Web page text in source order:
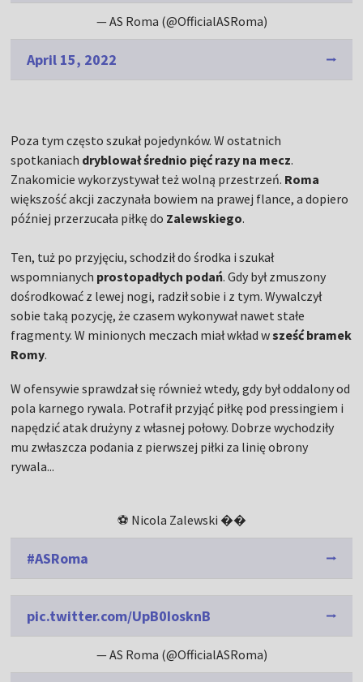
— AS Roma (@OfficialASRoma)
April 15, 2022
Poza tym często szukał pojedynków. W ostatnich
spotkaniach dryblował średnio pięć razy na mecz.
Znakomicie wykorzystywał też wolną przestrzeń. Roma
większość akcji zaczynała bowiem na prawej flance, a dopiero
później przerzucała piłkę do Zalewskiego.
Ten, tuż po przyjęciu, schodził do środka i szukał
wspomnianych prostopadłych podań. Gdy był zmuszony
dośrodkować z lewej nogi, radził sobie i z tym. Wywalczył
sobie taką pozycję, że czasem wykonywał nawet stałe
fragmenty. W minionych meczach miał wkład wsześć bramek
Romy.
W ofensywie sprawdzał się również wtedy, gdy był oddalony od
pola karnego rywala. Potrafił przyjąć piłkę pod pressingiem i
napędzić atak drużyny z własnej połowy. Dobrze wychodziły
mu zwłaszcza podania z pierwszej piłki za linię obrony
rywala...
⚽️ Nicola Zalewski ��
#ASRoma
pic.twitter.com/UpB0IosknB
— AS Roma (@OfficialASRoma)